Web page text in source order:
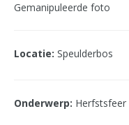
Gemanipuleerde foto
Locatie: Speulderbos
Onderwerp: Herfstsfeer